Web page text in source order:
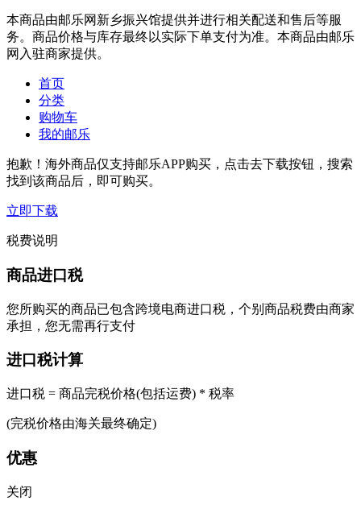
本商品由邮乐网新乡振兴馆提供并进行相关配送和售后等服
务。商品价格与库存最终以实际下单支付为准。本商品由邮乐
网入驻商家提供。
首页
分类
购物车
我的邮乐
抱歉！海外商品仅支持邮乐APP购买，点击去下载按钮，搜索
找到该商品后，即可购买。
立即下载
税费说明
商品进口税
您所购买的商品已包含跨境电商进口税，个别商品税费由商家
承担，您无需再行支付
进口税计算
进口税 = 商品完税价格(包括运费) * 税率
(完税价格由海关最终确定)
优惠
关闭